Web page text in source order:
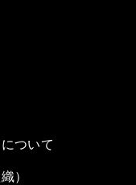
ついて
）